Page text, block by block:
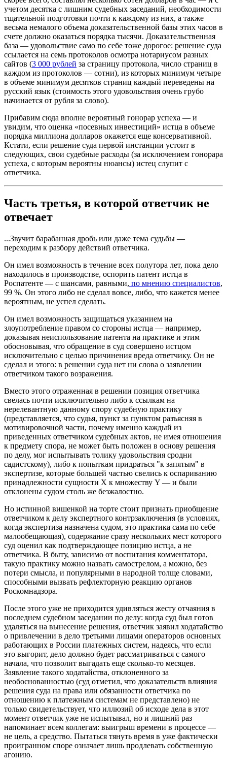
учетом десятка с лишним судебных заседаний, необходимости
тщательной подготовки почти к каждому из них, а также
весьма немалого объема доказательственной базы этих часов в
счете должно оказаться порядка тысячи. Доказательственная
база — удовольствие само по себе тоже дорогое: решение суда
ссылается на семь протоколов осмотра нотариусом разных
сайтов (3 000 рублей за страницу протокола, число страниц в
каждом из протоколов — сотни), из которых минимум четыре
в объеме минимум десятков страниц каждый переведены на
русский язык (стоимость этого удовольствия очень грубо
начинается от рубля за слово).
Прибавим сюда вполне вероятный гонорар успеха — и
увидим, что оценка «посевных инвестиций» истца в объеме
порядка миллиона долларов окажется еще консервативной.
Кстати, если решение суда первой инстанции устоит в
следующих, свои судебные расходы (за исключением гонорара
успеха, с которым вероятны нюансы) истец слупит с
ответчика.
Часть третья, в которой ответчик не
отвечает
...Звучит барабанная дробь или даже тема судьбы —
переходим к разбору действий ответчика.
Он имел возможность в течение всех полутора лет, пока дело
находилось в производстве, оспорить патент истца в
Роспатенте — с шансами, равными, по мнению специалистов,
99 %. Он этого либо не сделал вовсе, либо, что кажется менее
вероятным, не успел сделать.
Он имел возможность защищаться указанием на
злоупотребление правом со стороны истца — например,
доказывая неиспользование патента на практике и этим
обосновывая, что обращение в суд совершено истцом
исключительно с целью причинения вреда ответчику. Он не
сделал и этого: в решении суда нет ни слова о заявлении
ответчиком такого возражения.
Вместо этого отраженная в решении позиция ответчика
свелась почти исключительно либо к ссылкам на
нерелевантную данному спору судебную практику
(представляется, что судья, пункт за пунктом разъясняя в
мотивировочной части, почему именно каждый из
приведенных ответчиком судебных актов, не имея отношения
к предмету спора, не может быть положен в основу решения
по делу, мог испытывать толику удовольствия сродни
садистскому), либо к попыткам придраться "к запятым" в
экспертизе, которые большей частью свелись к оспариванию
принадлежности сущности Х к множеству Y — и были
отклонены судом столь же безжалостно.
Но истинной вишенкой на торте стоит признать приобщение
ответчиком к делу экспертного контрзаключения (в условиях,
когда экспертиза назначена судом, это практика сама по себе
малообещающая), содержание сразу нескольких мест которого
суд оценил как подтверждающее позицию истца, а не
ответчика. В быту, зависимо от воспитания комментатора,
такую практику можно назвать самострелом, а можно, без
потери смысла, и популярными в народной толще словами,
способными вызвать рефлекторную реакцию органов
Роскомнадзора.
После этого уже не приходится удивляться жесту отчаяния в
последнем судебном заседании по делу: когда суд был готов
удаляться на вынесение решения, ответчик заявил ходатайство
о привлечении в дело третьими лицами операторов основных
работающих в России платежных систем, надеясь, что если
это выгорит, дело должно будет рассматриваться с самого
начала, что позволит выгадать еще сколько-то месяцев.
Заявление такого ходатайства, отклоненного за
необоснованностью (суд отметил, что доказательств влияния
решения суда на права или обязанности ответчика по
отношению к платежным системам не представлено) не
только свидетельствует, что иллюзий об исходе дела в этот
момент ответчик уже не испытывал, но и лишний раз
напоминает всем коллегам: выигрыш времени в процессе —
не цель, а средство. Пытаться тянуть время в уже фактически
проигранном споре означает лишь продлевать собственную
агонию.